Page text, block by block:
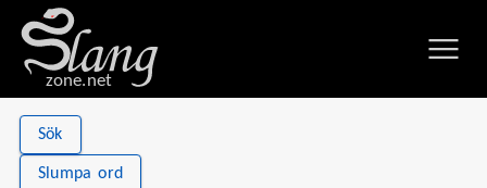
zone.net
Sök
Slumpa ord
Definition av "backrooms"
Stat
Views